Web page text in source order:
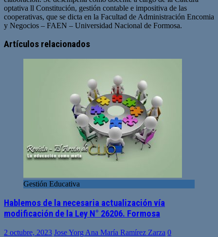
optativa ll Constitución, gestión contable e impositiva de las
cooperativas, que se dicta en la Facultad de Administración Encomia
y Negocios – FAEN – Universidad Nacional de Formosa.
Artículos relacionados
Gestión Educativa
Hablemos de la necesaria actualización vía
modificación de la Ley N° 26206. Formosa
2 octubre, 2023 Jose Yorg Ana María Ramírez Zarza 0